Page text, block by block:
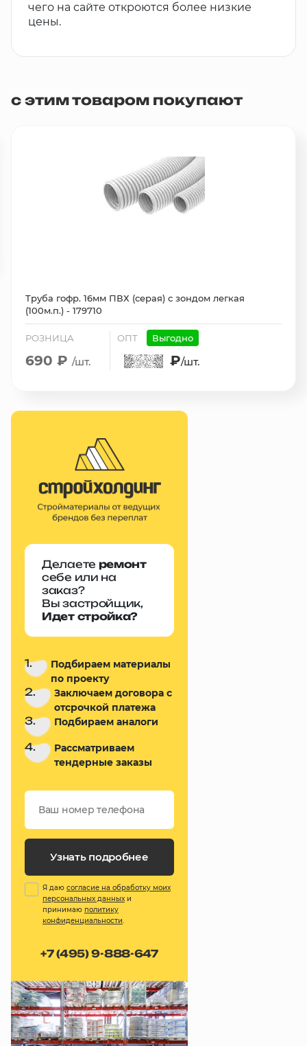
чего на сайте откроются более низкие
цены.
с этим товаром покупают
Труба гофр. 16мм ПВХ (серая) с зондом легкая
(100м.п.) - 179710
РОЗНИЦА
690 ₽ /шт.
ОПТ Выгодно
₽/шт.
Делаете ремонт
себе или на
заказ?
Вы застройщик,
Идет стройка?
1.
Подбираем материалы
по проекту
2.
Заключаем договора с
отсрочкой платежа
3. Подбираем аналоги
4.
Рассматриваем
тендерные заказы
Узнать подробнее
Я даю согласие на обработку моих
персональных данных и
принимаю политику
конфиденциальности.
+7 (495) 9-888-647